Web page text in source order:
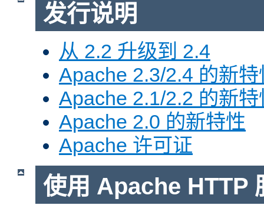
发行说明
从 2.2 升级到 2.4
Apache 2.3/2.4 的新特
Apache 2.1/2.2 的新特
Apache 2.0 的新特性
Apache 许可证
使用 Apache HTTP